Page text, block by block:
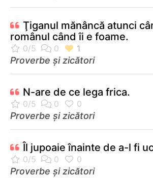
Ţiganul mănâncă atunci
românul când îi e foame.
Proverbe și zicători
N-are de ce lega frica.
Proverbe și zicători
Îl jupoaie înainte de a-l fi
Proverbe și zicători